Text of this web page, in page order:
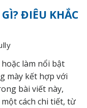
ĐIÊU KHẮC
làm nổi bật
mày kết hợp với
bài viết này,
cách chi tiết, từ